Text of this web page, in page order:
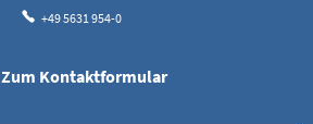
+49 5631 954-0
Zum Kontaktformular